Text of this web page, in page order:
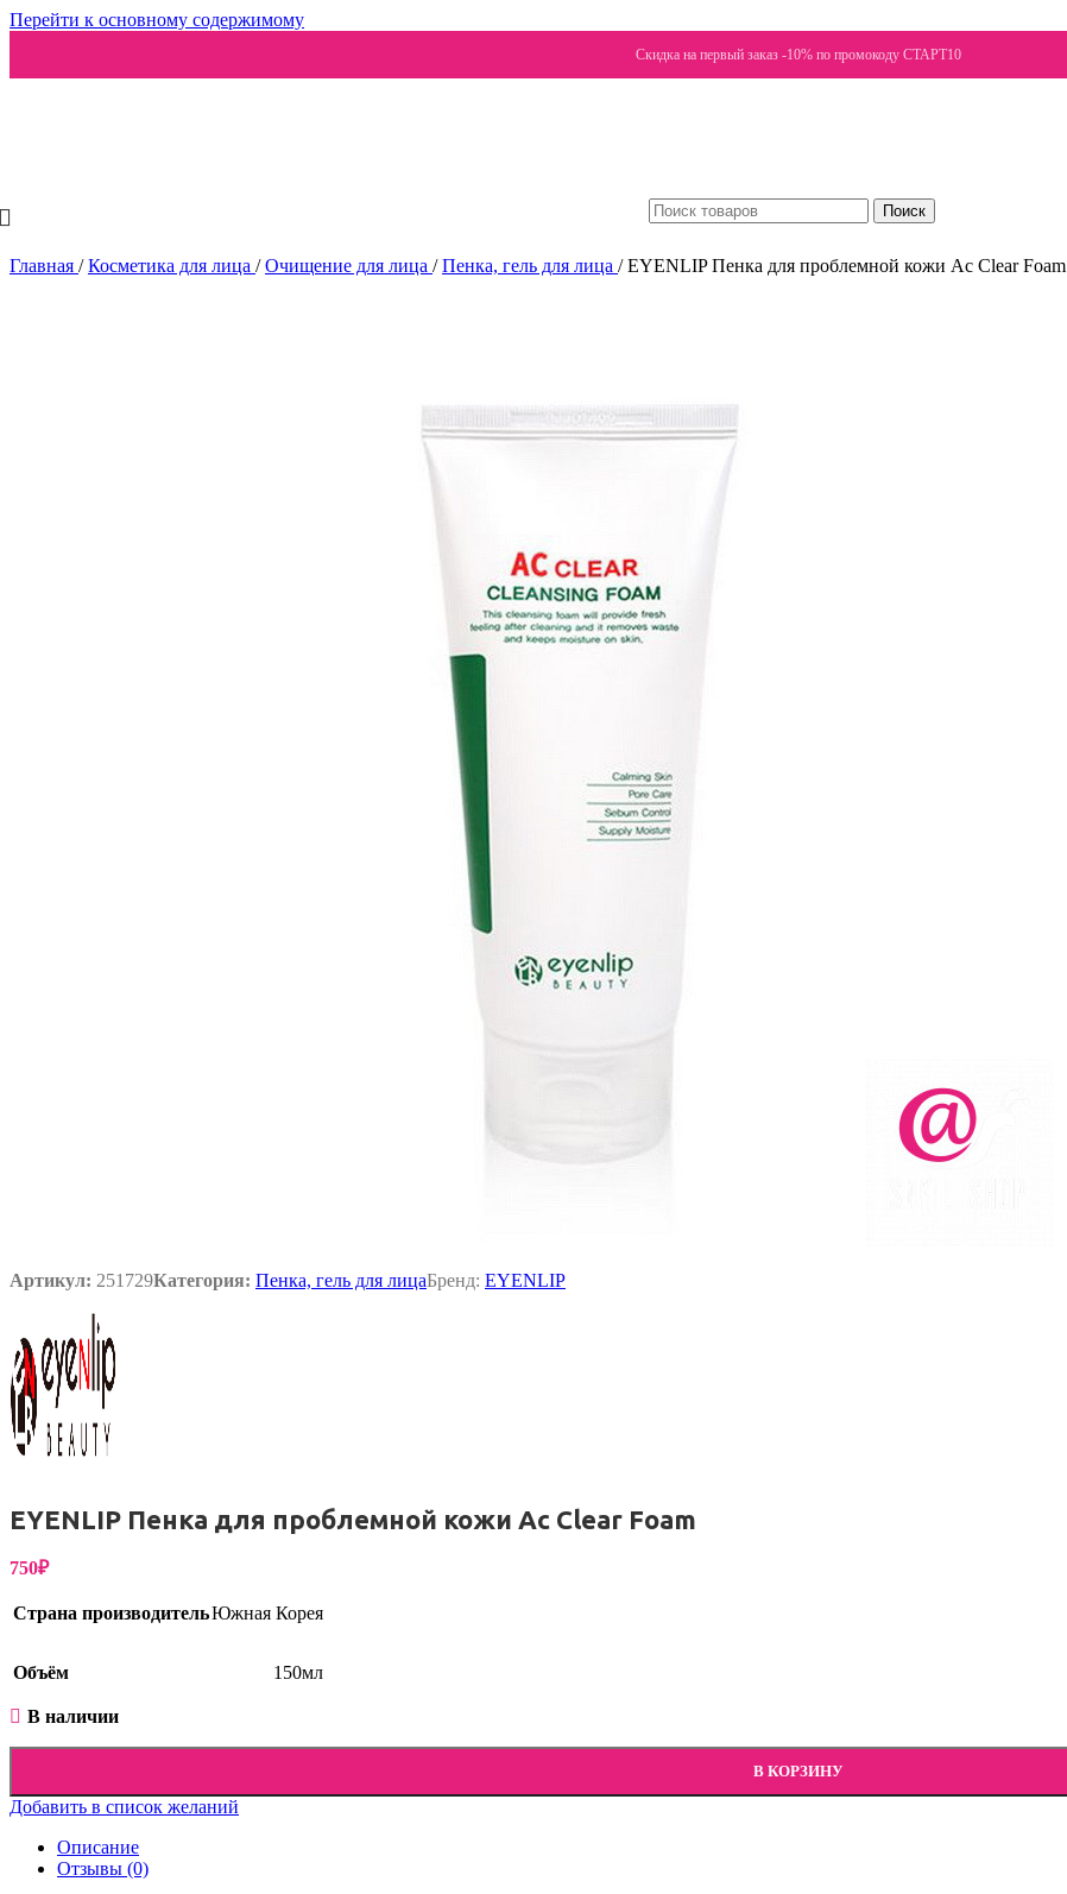
Перейти к основному содержимому
Скидка на первый заказ -10% по промокоду СТАРТ10
Поиск
Главная / Косметика для лица / Очищение для лица / Пенка, гель для лица / EYENLIP Пенка для проблемной кожи Ac Clear Foam
Артикул: 251729Категория: Пенка, гель для лицаБренд: EYENLIP
EYENLIP Пенка для проблемной кожи Ac Clear Foam
750₽
Страна производительЮжная Корея
Объём 150мл
В наличии
В КОРЗИНУ
Добавить в список желаний
Описание
Отзывы (0)